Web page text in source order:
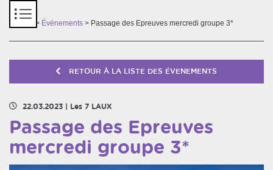
> Événements > Passage des Epreuves mercredi groupe 3*
RETOUR À LA LISTE DES ÉVENEMENTS
22.03.2023 Les 7 LAUX
Passage des Epreuves
mercredi groupe 3*